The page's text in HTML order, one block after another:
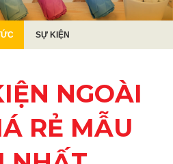
SỰ KIỆN
NGOÀI
RẺ MẪU